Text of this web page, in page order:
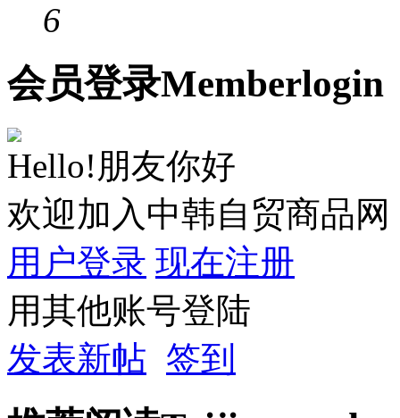
6
会员登录Memberlogin
Hello!朋友你好
欢迎加入中韩自贸商品网
用户登录 现在注册
用其他账号登陆
发表新帖 签到